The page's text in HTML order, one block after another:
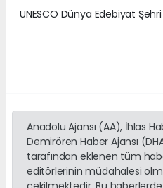
UNESCO Dünya Edebiyat
Anadolu Ajansı (AA), İhlas
Demirören Haber Ajansı
tarafından eklenen tüm
editörlerinin müdahalesi